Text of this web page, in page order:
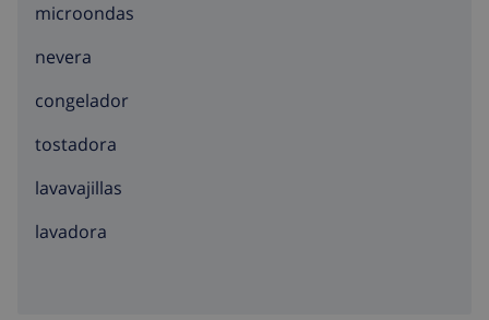
microondas
nevera
congelador
tostadora
lavavajillas
lavadora